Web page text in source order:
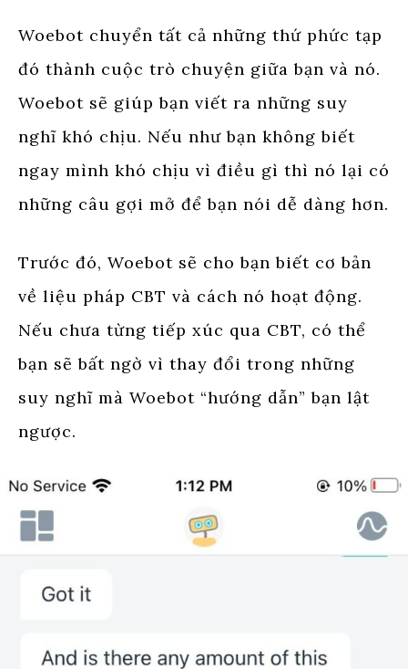
Woebot chuyển tất cả những thứ phức tạp
đó thành cuộc trò chuyện giữa bạn và nó.
Woebot sẽ giúp bạn viết ra những suy
nghĩ khó chịu. Nếu như bạn không biết
ngay mình khó chịu vì điều gì thì nó lại có
những câu gợi mở để bạn nói dễ dàng hơn.
Trước đó, Woebot sẽ cho bạn biết cơ bản
về liệu pháp CBT và cách nó hoạt động.
Nếu chưa từng tiếp xúc qua CBT, có thể
bạn sẽ bất ngờ vì thay đổi trong những
suy nghĩ mà Woebot “hướng dẫn” bạn lật
ngược.